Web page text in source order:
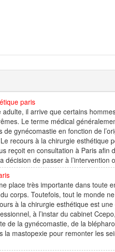
paris
adulte, il arrive que certains
Le terme médical
gynécomastie en fonction de
recours à la chirurgie
reçoit en consultation à Paris afin
décision de passer à
place très importante dans toute
corps. Toutefois, tout le monde
à la chirurgie esthétique est
à l’instar du cabinet
de la gynécomastie, de la
la mastopexie pour remonter les